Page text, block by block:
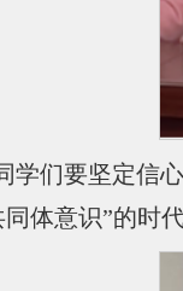
学们要坚定信
体意识”的时